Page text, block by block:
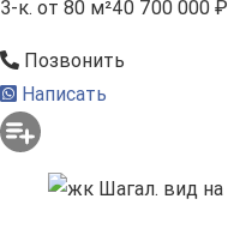
3-к. от 80 м²40 700 000 ₽
Позвонить
Написать